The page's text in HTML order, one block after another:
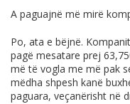
A paguajnë më mirë
Po, ata e bëjnë.
pagë mesatare prej
më të vogla me më pak
mëdha shpesh kanë
paguara, veçanërisht në